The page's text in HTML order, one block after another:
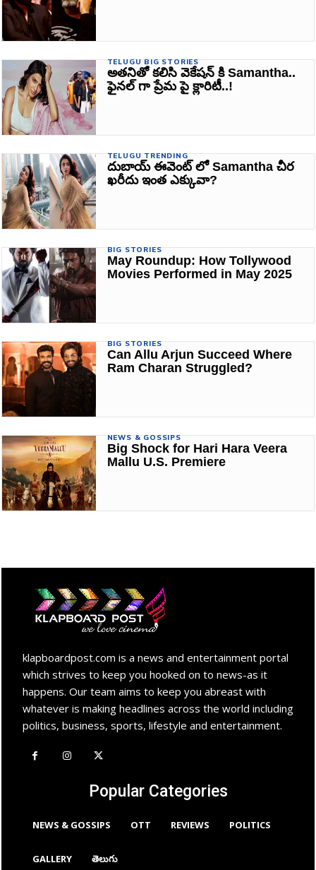
TELUGU BIG STORIES
అతనితో కలిసి వెకేషన్ కి Samantha..
ఫైనల్ గా ప్రేమ పై క్లారిటీ..!
TELUGU TRENDING
దుబాయ్ ఈవెంట్ లో Samantha చీర
ఖరీదు ఇంత ఎక్కువా?
BIG STORIES
May Roundup: How Tollywood
Movies Performed in May 2025
BIG STORIES
Can Allu Arjun Succeed Where
Ram Charan Struggled?
NEWS & GOSSIPS
Big Shock for Hari Hara Veera
Mallu U.S. Premiere
klapboardpost.com is a news and entertainment portal
which strives to keep you hooked on to news-as it
happens. Our team aims to keep you abreast with
whatever is making headlines across the world including
politics, business, sports, lifestyle and entertainment.
Popular Categories
NEWS & GOSSIPS OTT REVIEWS POLITICS
GALLERY తెలుగు